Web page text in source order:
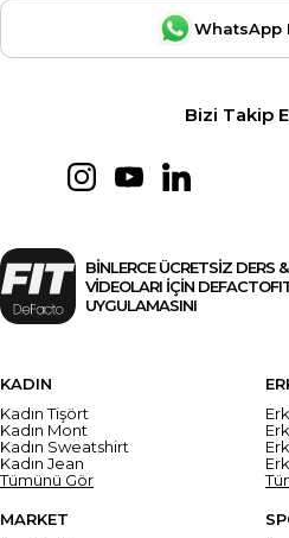
WhatsApp
Bizi Takip
BİNLERCE ÜCRETSİZ DERS
VİDEOLARI İÇİN
UYGULAMASINI
KADIN
Kadın Tişört
Kadın Mont
Kadın Sweatshirt
Kadın Jean
Tümünü Gör
MARKET